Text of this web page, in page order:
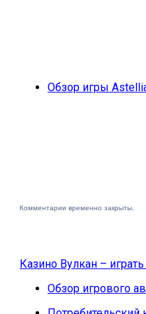
Обзор игры
Комментарии временно закрыты.
Казино Вулкан –
Обзор игрового